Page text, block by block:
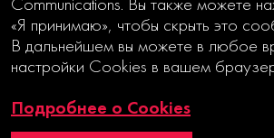
Годовой отчет
«Я принимаю», чтобы скрыть это
В дальнейшем вы можете в любое
настройки Cookies в вашем
Подробнее о Cookies